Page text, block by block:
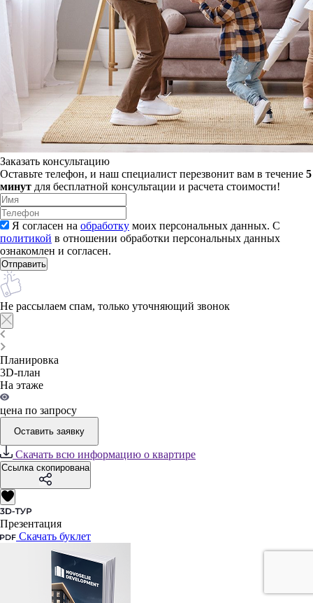
Заказать консультацию
Оставьте телефон, и наш специалист перезвонит вам в течение 5
минут для бесплатной консультации и расчета стоимости!
Я согласен на обработку моих персональных данных. С
политикой в отношении обработки персональных данных
ознакомлен и согласен.
Не рассылаем спам, только уточняющий звонок
Планировка
3D-план
На этаже
цена по запросу
Оставить заявку
Скачать всю информацию о квартире
Ссылка скопирована
Презентация
Скачать буклет